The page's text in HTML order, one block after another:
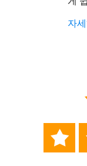
자세
